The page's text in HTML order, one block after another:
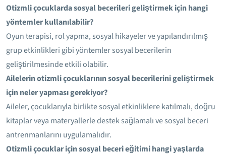
Otizmli çocuklarda sosyal becerileri geliştirmek için hangi
yöntemler kullanılabilir?
Oyun terapisi, rol yapma, sosyal hikayeler ve yapılandırılmış
grup etkinlikleri gibi yöntemler sosyal becerilerin
geliştirilmesinde etkili olabilir.
Ailelerin otizmli çocuklarının sosyal becerilerini geliştirmek
için neler yapması gerekiyor?
Aileler, çocuklarıyla birlikte sosyal etkinliklere katılmalı, doğru
kitaplar veya materyallerle destek sağlamalı ve sosyal beceri
antrenmanlarını uygulamalıdır.
Otizmli çocuklar için sosyal beceri eğitimi hangi yaşlarda